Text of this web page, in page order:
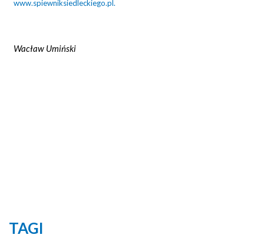
www.spiewniksiedleckiego.pl.
Wacław Umiński
TAGI